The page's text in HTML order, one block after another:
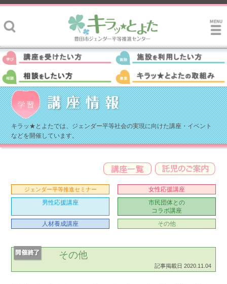
キラッ★とよたでは、ジェンダー平等社会の実現に向けた講座・イベント
などを開催しています。
ジェンダー平等推進セミナー
女性応援講座
男性応援講座
市民団体との
コラボ講座
人材養成講座
その他
その他
記事掲載日 2020.11.04